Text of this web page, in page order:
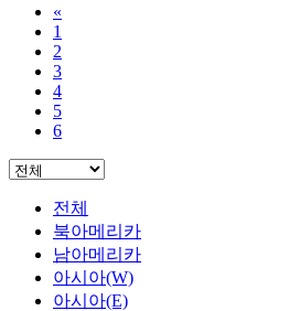
«
1
2
3
4
5
6
전체
북아메리카
남아메리카
아시아(W)
아시아(E)